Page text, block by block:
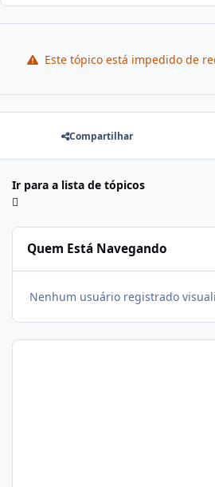
Este tópico está impedido de
Compartilhar
Ir para a lista de tópicos
Quem Está Navegando
Nenhum usuário registrado